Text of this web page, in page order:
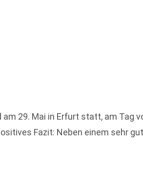
am 29. Mai in Erfurt statt, am
Fazit: Neben einem sehr